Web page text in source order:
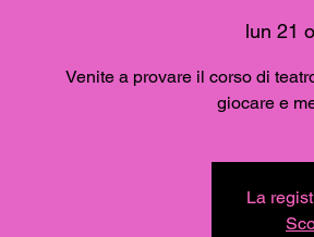
lun 21
Venite a provare il corso di
giocare e
La